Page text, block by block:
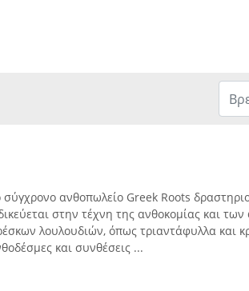
σύγχρονο ανθοπωλείο Greek Roots
στην τέχνη της ανθοκομίας και
λουλουδιών, όπως τριαντάφυλλα και
και συνθέσεις ...